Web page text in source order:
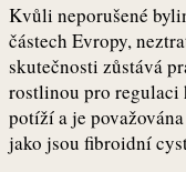
Kvůli neporušené
částech Evropy,
skutečnosti zůstává
rostlinou pro regulaci
potíží a je
jako jsou fibroidní